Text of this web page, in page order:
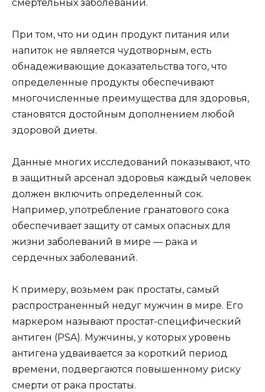
смертельных заболеваний.
При том, что ни один продукт питания или
напиток не является чудотворным, есть
обнадеживающие доказательства того, что
определенные продукты обеспечивают
многочисленные преимущества для здоровья,
становятся достойным дополнением любой
здоровой диеты.
Данные многих исследований показывают, что
в защитный арсенал здоровья каждый человек
должен включить определенный сок.
Например, употребление гранатового сока
обеспечивает защиту от самых опасных для
жизни заболеваний в мире — рака и
сердечных заболеваний.
К примеру, возьмем рак простаты, самый
распространенный недуг мужчин в мире. Его
маркером называют простат-специфический
антиген (PSA). Мужчины, у которых уровень
антигена удваивается за короткий период
времени, подвергаются повышенному риску
смерти от рака простаты.